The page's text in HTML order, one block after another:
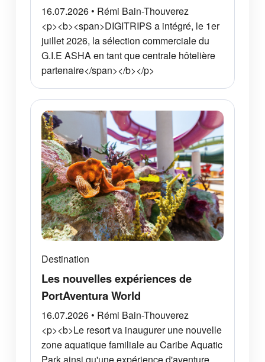
16.07.2026 • Rémi Bain-Thouverez
<p><b><span>DIGITRIPS a intégré, le 1er
juillet 2026, la sélection commerciale du
G.I.E ASHA en tant que centrale hôtelière
partenaire</span></b></p>
Destination
Les nouvelles expériences de
PortAventura World
16.07.2026 • Rémi Bain-Thouverez
<p><b>Le resort va inaugurer une nouvelle
zone aquatique familiale au Caribe Aquatic
Park ainsi qu'une expérience d'aventure